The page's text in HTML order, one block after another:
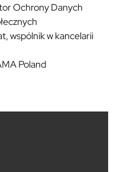
Ochrony Danych
wspólnik w kancelarii
Poland